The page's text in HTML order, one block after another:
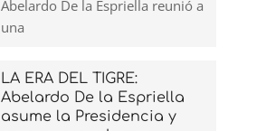
Abelardo De la Espriella reunió a
una
LA ERA DEL TIGRE:
Abelardo De la Espriella
asume la Presidencia y